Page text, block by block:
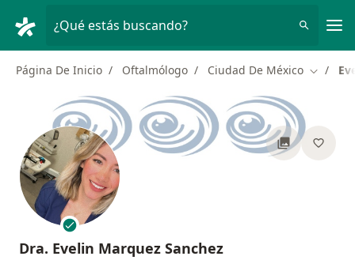
¿Qué estás buscando?
Página De Inicio Oftalmólogo Ciudad De México
Dra. Evelin Marquez Sanchez